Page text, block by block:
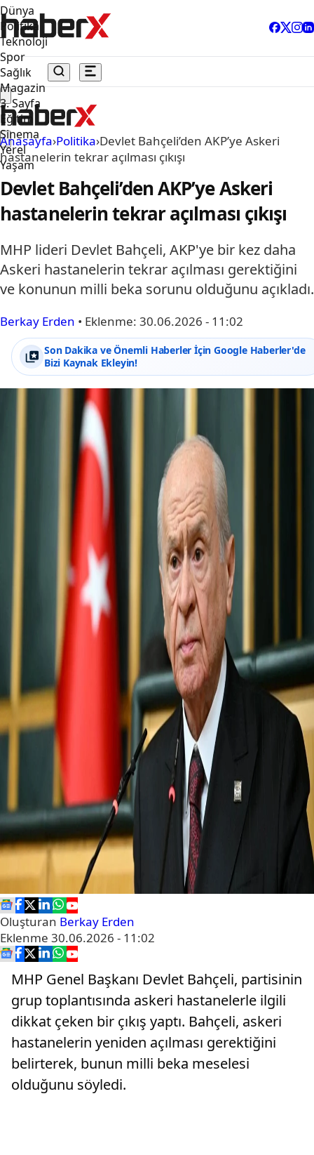
Dünya
Politika
Teknoloji
Spor
Sağlık
Magazin
3. Sayfa
Eğitim
Sinema
Yerel
Yaşam
Anasayfa›Politika›Devlet Bahçeli’den AKP’ye Askeri
hastanelerin tekrar açılması çıkışı
Devlet Bahçeli’den AKP’ye Askeri
hastanelerin tekrar açılması çıkışı
MHP lideri Devlet Bahçeli, AKP'ye bir kez daha
Askeri hastanelerin tekrar açılması gerektiğini
ve konunun milli beka sorunu olduğunu açıkladı.
Berkay Erden • Eklenme: 30.06.2026 - 11:02
Son Dakika ve Önemli Haberler İçin Google Haberler'de
Bizi Kaynak Ekleyin!
Oluşturan Berkay Erden
Eklenme 30.06.2026 - 11:02
MHP Genel Başkanı Devlet Bahçeli, partisinin
grup toplantısında askeri hastanelerle ilgili
dikkat çeken bir çıkış yaptı. Bahçeli, askeri
hastanelerin yeniden açılması gerektiğini
belirterek, bunun milli beka meselesi
olduğunu söyledi.